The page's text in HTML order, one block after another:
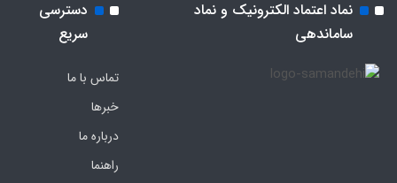
نماد اعتماد الکترونیک و نماد
ساماندهی
دسترسی
سریع
تماس با ما
خبرها
درباره ما
راهنما